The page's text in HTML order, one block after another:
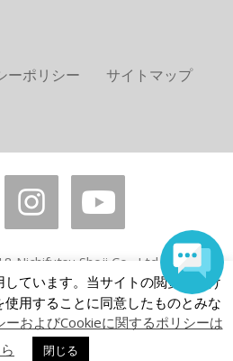
ーポリシー サイトマップ
Nichifutsu Shoji Co., Ltd.
reserved.
ています。当サイトの閲覧を続け
用することに同意したものとみな
ーおよびCookieに関するポリシーは
閉じる